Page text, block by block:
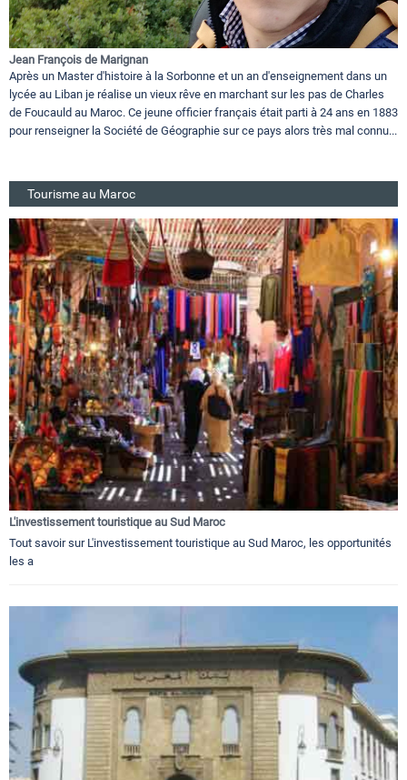
Jean François de Marignan
Après un Master d'histoire à la Sorbonne et un an d'enseignement dans un
lycée au Liban je réalise un vieux rêve en marchant sur les pas de Charles
de Foucauld au Maroc. Ce jeune officier français était parti à 24 ans en 1883
pour renseigner la Société de Géographie sur ce pays alors très mal connu...
Tourisme au Maroc
L'investissement touristique au Sud Maroc
Tout savoir sur L'investissement touristique au Sud Maroc, les opportunités
les a